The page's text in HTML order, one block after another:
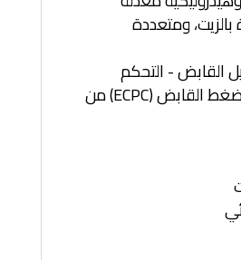
بالزيت، ومتعددة
القابض - التحكم
الإلكتروني في ضغط القابض (ECPC) من